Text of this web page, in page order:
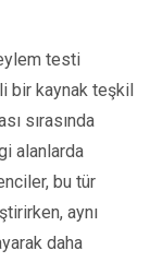
testi
bir kaynak teşkil
sırasında
alanlarda
bu tür
aynı
daha